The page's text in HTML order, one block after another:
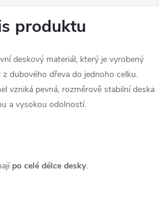
produktu
deskový materiál, který je vyrobený
dubového dřeva do jednoho celku.
vzniká pevná, rozměrově stabilní deska
a vysokou odolností.
po celé délce desky.